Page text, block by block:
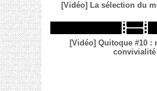
[Vidéo] La sélection du
[Vidéo] Quitoque #10 :
convivialité